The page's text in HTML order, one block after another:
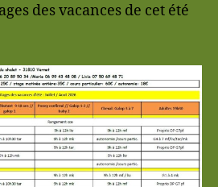
des vacances de cet été